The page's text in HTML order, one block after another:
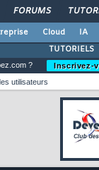
FORUMS
Cloud IA
TUTORIELS
?
Inscrivez-
utilisateurs